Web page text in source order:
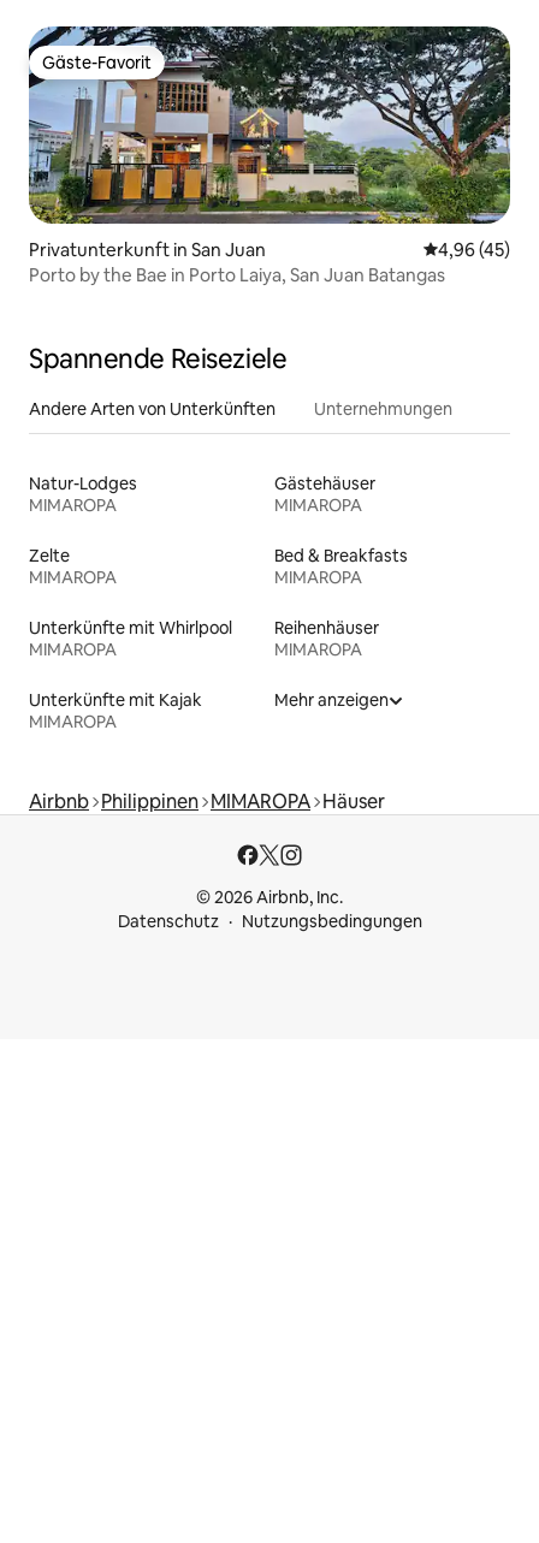
Gäste-Favorit
Gäste-Favorit
Privatunterkunft in San Juan
4,96 (45)
Porto by the Bae in Porto Laiya, San Juan Batangas
Spannende Reiseziele
Andere Arten von Unterkünften Unternehmungen
Natur-Lodges
MIMAROPA
Gästehäuser
MIMAROPA
Zelte
MIMAROPA
Bed & Breakfasts
MIMAROPA
Unterkünfte mit Whirlpool
MIMAROPA
Reihenhäuser
MIMAROPA
Unterkünfte mit Kajak
MIMAROPA
Mehr anzeigen
Airbnb Philippinen MIMAROPA Häuser
© 2026 Airbnb, Inc.
Datenschutz
Nutzungsbedingungen